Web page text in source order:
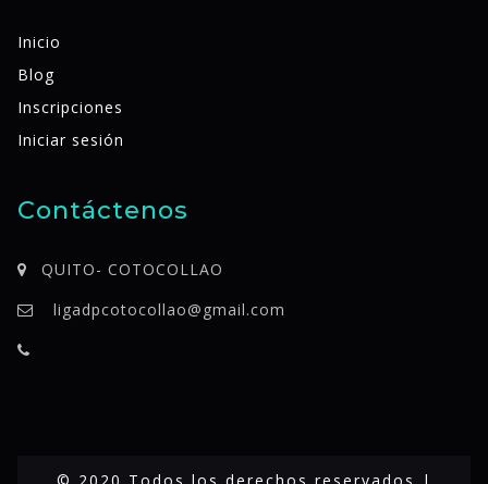
Inicio
Blog
Inscripciones
Iniciar sesión
Contáctenos
QUITO- COTOCOLLAO
ligadpcotocollao@gmail.com